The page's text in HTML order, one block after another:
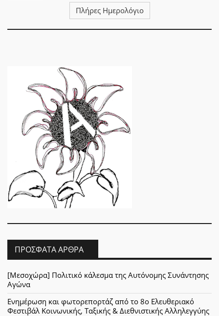
Πλήρες Ημερολόγιο
ΠΡΌΣΦΑΤΑ ΆΡΘΡΑ
[Μεσοχώρα] Πολιτικό κάλεσμα της Αυτόνομης Συνάντησης
Αγώνα
Ενημέρωση και φωτορεπορτάζ από το 8ο Ελευθεριακό
Φεστιβάλ Κοινωνικής, Ταξικής & Διεθνιστικής Αλληλεγγύης